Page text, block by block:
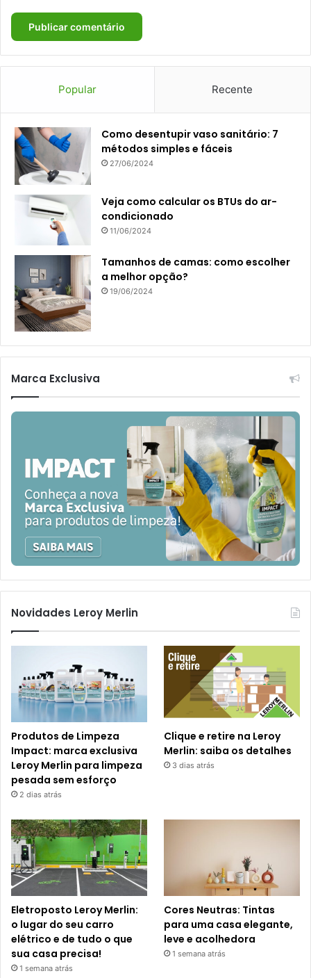
Popular Recente
Como desentupir vaso sanitário: 7
métodos simples e fáceis
27/06/2024
Veja como calcular os BTUs do ar-
condicionado
11/06/2024
Tamanhos de camas: como escolher
a melhor opção?
19/06/2024
Marca Exclusiva
Novidades Leroy Merlin
Produtos de Limpeza
Impact: marca exclusiva
Leroy Merlin para limpeza
pesada sem esforço
2 dias atrás
Clique e retire na Leroy
Merlin: saiba os detalhes
3 dias atrás
Eletroposto Leroy Merlin:
o lugar do seu carro
elétrico e de tudo o que
sua casa precisa!
1 semana atrás
Cores Neutras: Tintas
para uma casa elegante,
leve e acolhedora
1 semana atrás